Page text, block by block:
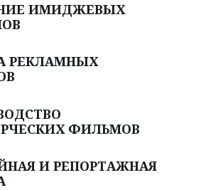
ИМИДЖЕВЫХ
РЕКЛАМНЫХ
ФИЛЬМОВ
И РЕПОРТАЖНАЯ